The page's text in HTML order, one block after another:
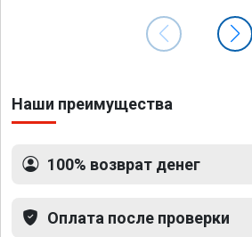
Наши преимущества
100% возврат денег
Оплата после проверки